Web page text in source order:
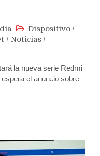
Dispositivo /
/ Noticias /
la nueva serie Redmi
el anuncio sobre